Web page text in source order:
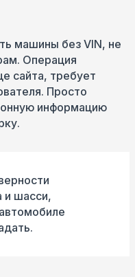
машины без VIN, не
Операция
сайта, требует
Просто
информацию
и шасси,